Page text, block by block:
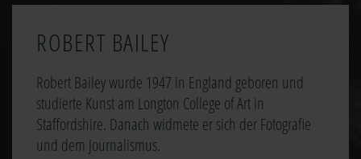
ROBERT BAILEY
Robert Bailey wurde 1947 in England geboren und
studierte Kunst am Longton College of Art in
Staffordshire. Danach widmete er sich der Fotografie
und dem Journalismus.